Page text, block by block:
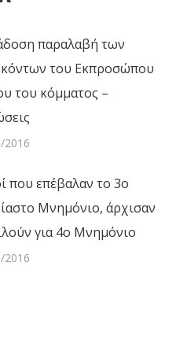
παραλαβή των
του Εκπροσώπου
του κόμματος –
2016
που επέβαλαν το 3ο
Μνημόνιο, άρχισαν
για 4ο Μνημόνιο
2016